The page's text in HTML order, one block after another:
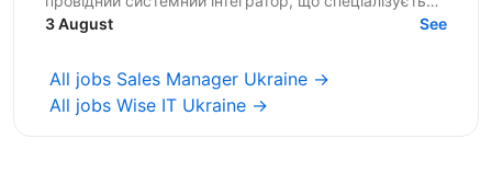
на розробці, побудові та комплексній
3 August See
All jobs Sales Manager Ukraine →
All jobs Wise IT Ukraine →